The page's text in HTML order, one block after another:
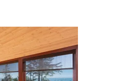
Kur nusipirkti medines
žaliuzes Klaipėdoje?
08-01